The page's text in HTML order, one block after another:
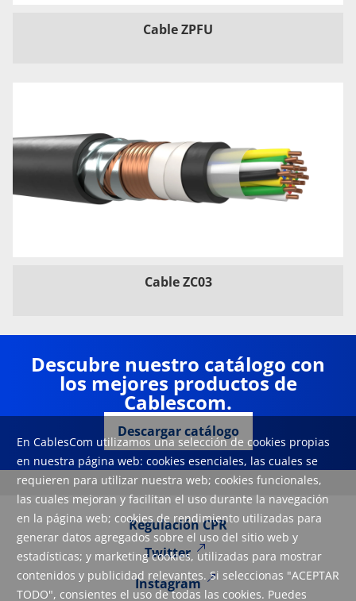
En CablesCom utilizamos una selección de cookies propias
en nuestra página web: cookies esenciales, las cuales se
requieren para utilizar nuestra web; cookies funcionales,
las cuales mejoran y facilitan el uso durante la navegación
en la página web; cookies de rendimiento utilizadas para
generar datos agregados sobre el uso del sitio web y
estadísticas; y marketing cookies, utilizadas para mostrar
contenidos y publicidad relevantes. Si seleccionas "ACEPTAR
TODO", consientes el uso de todas las cookies. Puedes
Cable ZPFU
Cable ZC03
Descubre nuestro catálogo con
los mejores productos de
Cablescom.
Descargar catálogo
Regulación CPR
Twitter
Instagram